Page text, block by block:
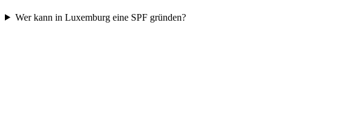
Wer kann in Luxemburg eine SPF gründen?